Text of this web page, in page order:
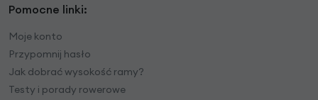
Pomocne linki:
Moje konto
Przypomnij hasło
Jak dobrać wysokość ramy?
Testy i porady rowerowe